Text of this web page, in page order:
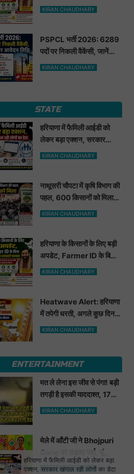
नहीं मिलेगा सरकारी फायदा
KIRAN CHAUDHARY
PSPCL भर्ती 2026: 6289
पदों पर निकली वैकेंसी, जानें
योग्यता और आवेदन तिथि
KIRAN CHAUDHARY
STATE
हरियाणा में फैमिली आईडी को
लेकर बड़ा एक्शन, सरकार
खंगाल रही लोगों का डेटा
KIRAN CHAUDHARY
नाथूसरी चौपटा में कृषि विभाग की
पहल, 600 किसानों को मिला
मूंगफली का बीज
KIRAN CHAUDHARY
हरियाणा के किसानों के लिए बड़ी
अपडेट, Farmer ID के बिना
नहीं मिलेगा सरकारी फायदा
KIRAN CHAUDHARY
Heatwave Alert: हरियाणा
में तपेगी धरती, अगले कुछ दिन लू
से रहें सावधान. बारिश के बाद
KIRAN CHAUDHARY
ENTERTAINMENT
मत ले लेना इस जीव से पंगा! बड़ी
तगड़ी है इसकी याददाश्त, 17
साल बाद भी इंसान को पहचानकर
KIRAN CHAUDHARY
मेले में आँटी जी ने Bhojpuri
Gane पर उड़ाया गर्दा, यूं
मटकाई कमर देख भोजपुरी
KIRAN CHAUDHARY
हरियाणा में फैमिली आईडी को लेकर बड़ा
एक्शन, सरकार खंगाल रही लोगों का डेटा